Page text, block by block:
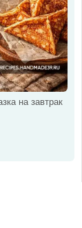
на завтрак